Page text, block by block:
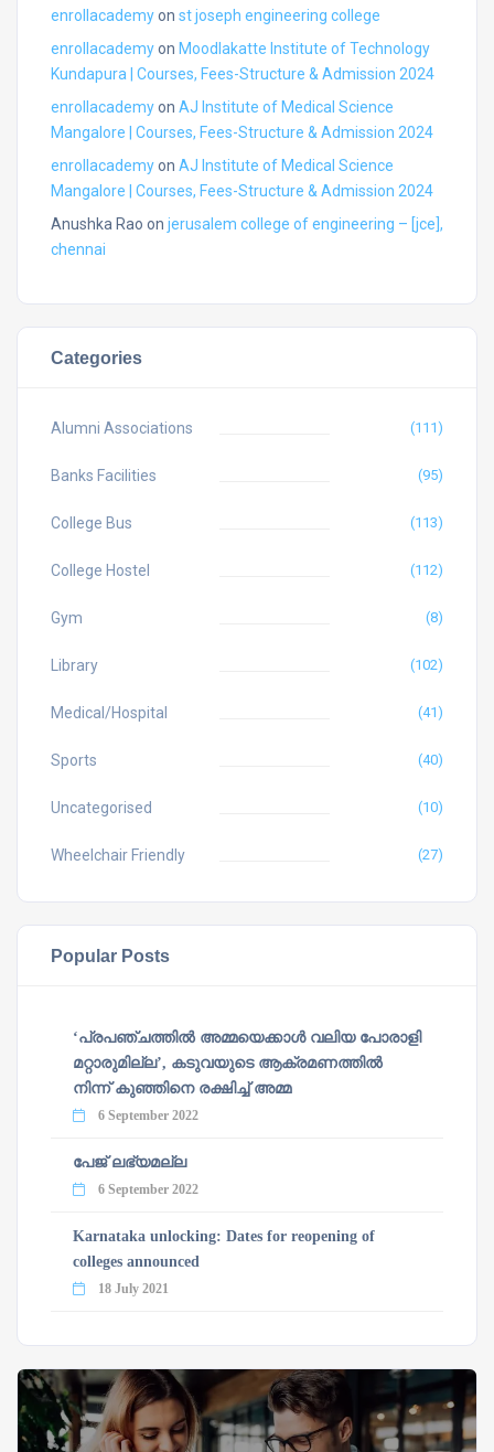
enrollacademyon st joseph engineering college
enrollacademyon Moodlakatte Institute of Technology
Kundapura | Courses, Fees-Structure & Admission 2024
enrollacademyon AJ Institute of Medical Science
Mangalore | Courses, Fees-Structure & Admission 2024
enrollacademyon AJ Institute of Medical Science
Mangalore | Courses, Fees-Structure & Admission 2024
Anushka Rao on jerusalem college of engineering – [jce],
chennai
Categories
Alumni Associations (111)
Banks Facilities (95)
College Bus (113)
College Hostel (112)
Gym (8)
Library (102)
Medical/Hospital (41)
Sports (40)
Uncategorised (10)
Wheelchair Friendly (27)
Popular Posts
‘പ്രപഞ്ചത്തില്‍ അമ്മയെക്കാള്‍ വലിയ പോരാളി
മറ്റാരുമില്ല’, കടുവയുടെ ആക്രമണത്തില്‍
നിന്ന് കുഞ്ഞിനെ രക്ഷിച്ച് അമ്മ
6 September 2022
പേജ് ലഭ്യമല്ല
6 September 2022
Karnataka unlocking: Dates for reopening of
colleges announced
18 July 2021